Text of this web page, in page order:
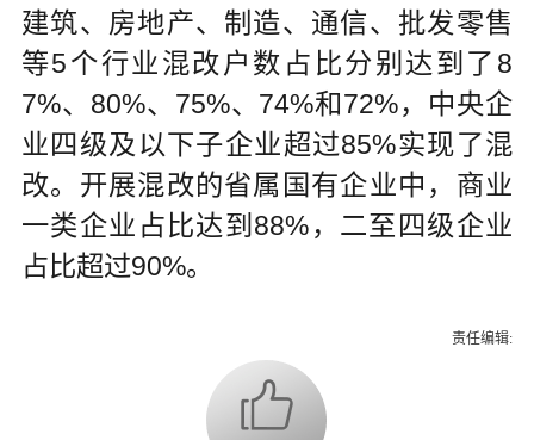
建筑、房地产、制造、通信、批发零售
等5个行业混改户数占比分别达到了8
7%、80%、75%、74%和72%，中央企
业四级及以下子企业超过85%实现了混
改。开展混改的省属国有企业中，商业
一类企业占比达到88%，二至四级企业
占比超过90%。
责任编辑: